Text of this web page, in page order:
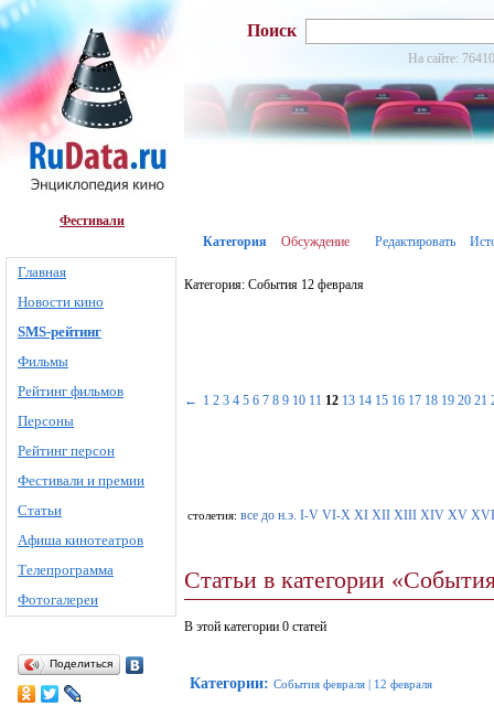
Фестивали
Главная
Новости кино
SMS-рейтинг
Фильмы
Рейтинг фильмов
Персоны
Рейтинг персон
Фестивали и премии
Статьи
Афиша кинотеатров
Телепрограмма
Фотогалереи
Поделиться
Поиск
На сайте:
Категория Обсуждение Редактировать
Категория: События 12 февраля
← 1 2 3 4 5 6 7 8 9 10 11 12 13 14 15 16 17 18 19 20 21
столетия: все до н.э. I-V VI-X XI XII XIII XIV XV XVI
Статьи в категории
В этой категории 0 статей
Категории: События февраля | 12 февраля